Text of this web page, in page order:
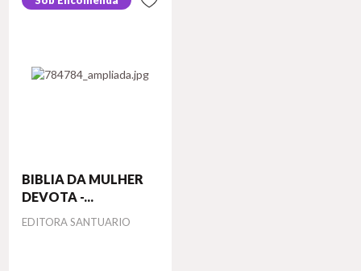
BIBLIA DA MULHER
DEVOTA -...
Autor
EDITORA SANTUARIO